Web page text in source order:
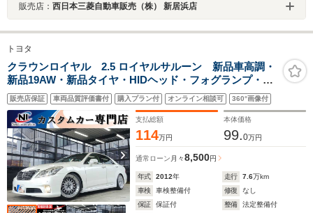
販売店： 西日本三菱自動車販売（株） 新居浜店
トヨタ
クラウンロイヤル 2.5 ロイヤルサルーン 新品車高調・
新品19AW・新品タイヤ・HIDヘッド・フォグランプ・純
正8インチマルチ・フルセグTV・Bluetoothオーディオ・
バックカメラ・ETC・オートクルーズ・コーナーセン
サ・パワーシート・電動チルトテレスコピック
販売店保証 車両品質評価書付 購入プラン付 オンライン相談可 360°画像付
支払総額
114万円
本体価格
99.0万円
通常ローン 月々8,500円
年式 2012年 走行 7.6万km
車検
車検整備付 修復
なし
保証
保証付 整備
法定整備付